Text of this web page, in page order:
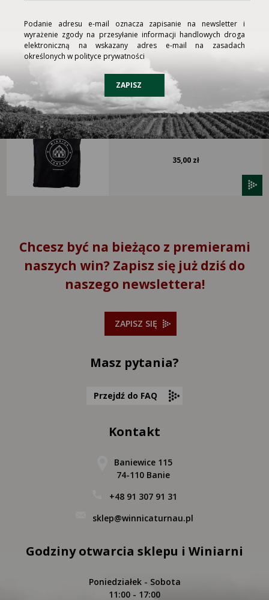
90,00 zł
Torba materiałowa
35,00 zł
Chcesz być na bieżąco z premierami
naszych win? Zapisz się już dziś do
naszego newslettera!
ZAPISZ SIĘ
Masz pytania?
Przejdź do FAQ
Kontakt
Baniewice 115
74-110 Banie
+48 91 307 91 31
sklep@winnicaturnau.pl
Godziny otwarcia sklepu i Winiarni
Poniedziałek - Sobota
11:00 - 17:00
Podanie adresu e-mail oznacza zapisanie na newsletter i
wyrażenie zgody na przesyłanie informacji handlowych droga
elektroniczną na wskazany adres e-mail na zasadach
określonych w polityce prywatności
ZAPISZ